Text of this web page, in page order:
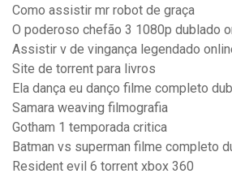
Como assistir mr robot de graça
O poderoso chefão 3 1080p dublado
Assistir v de vingança legendado
Site de torrent para livros
Ela dança eu danço filme completo
Samara weaving filmografia
Gotham 1 temporada critica
Batman vs superman filme completo
Resident evil 6 torrent xbox 360